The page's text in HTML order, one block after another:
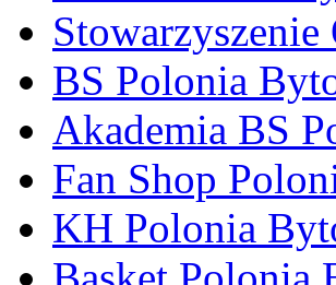
BS Polonia
Akademia BS
Fan Shop
KH Polonia